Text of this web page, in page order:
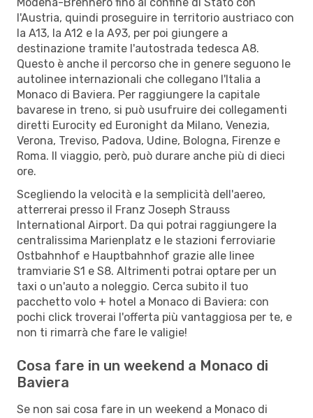
l'Austria, quindi proseguire in territorio austriaco con
la A13, la A12 e la A93, per poi giungere a
destinazione tramite l'autostrada tedesca A8.
Questo è anche il percorso che in genere seguono le
autolinee internazionali che collegano l'Italia a
Monaco di Baviera. Per raggiungere la capitale
bavarese in treno, si può usufruire dei collegamenti
diretti Eurocity ed Euronight da Milano, Venezia,
Verona, Treviso, Padova, Udine, Bologna, Firenze e
Roma. Il viaggio, però, può durare anche più di dieci
ore.
Scegliendo la velocità e la semplicità dell'aereo,
atterrerai presso il Franz Joseph Strauss
International Airport. Da qui potrai raggiungere la
centralissima Marienplatz e le stazioni ferroviarie
Ostbahnhof e Hauptbahnhof grazie alle linee
tramviarie S1 e S8. Altrimenti potrai optare per un
taxi o un'auto a noleggio. Cerca subito il tuo
pacchetto volo + hotel a Monaco di Baviera: con
pochi click troverai l'offerta più vantaggiosa per te, e
non ti rimarrà che fare le valigie!
Cosa fare in un weekend a Monaco di
Baviera
Se non sai cosa fare in un weekend a Monaco di